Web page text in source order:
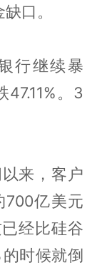
口。
行继续暴
。3
来，客户
700亿美元
经比硅谷
时候就倒